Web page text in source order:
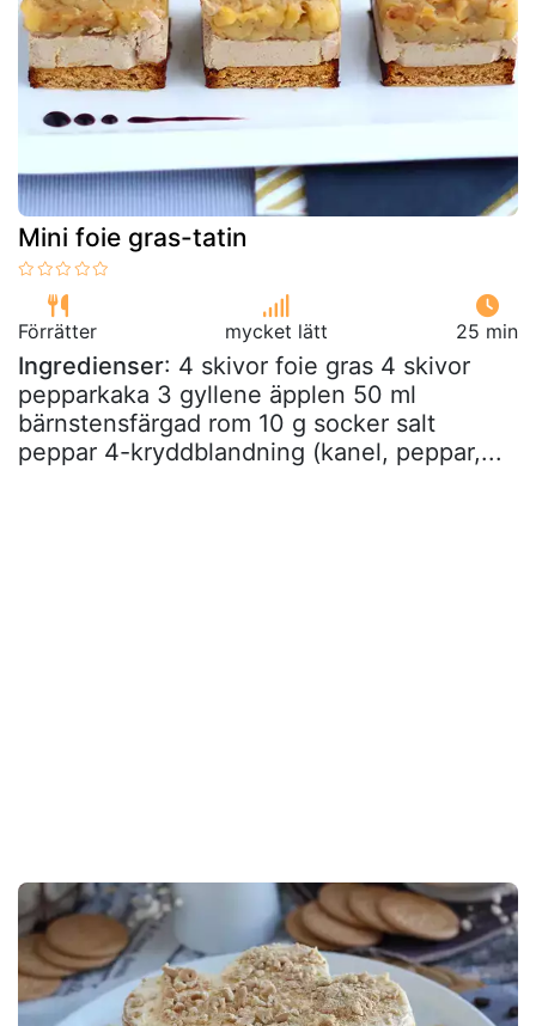
Mini foie gras-tatin
Förrätter mycket lätt 25 min
Ingredienser: 4 skivor foie gras 4 skivor
pepparkaka 3 gyllene äpplen 50 ml
bärnstensfärgad rom 10 g socker salt
peppar 4-kryddblandning (kanel, peppar,...